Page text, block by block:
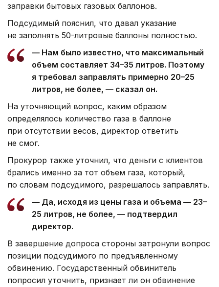
заправки бытовых газовых баллонов.
Подсудимый пояснил, что давал указание
не заполнять 50-литровые баллоны полностью.
— Нам было известно, что максимальный
объем составляет 34–35 литров. Поэтому
я требовал заправлять примерно 20–25
литров, не более, — сказал он.
На уточняющий вопрос, каким образом
определялось количество газа в баллоне
при отсутствии весов, директор ответить
не смог.
Прокурор также уточнил, что деньги с клиентов
брались именно за тот объем газа, который,
по словам подсудимого, разрешалось заправлять.
— Да, исходя из цены газа и объема — 23–
25 литров, не более, — подтвердил
директор.
В завершение допроса стороны затронули вопрос
позиции подсудимого по предъявленному
обвинению. Государственный обвинитель
попросил уточнить, признает ли он обвинение